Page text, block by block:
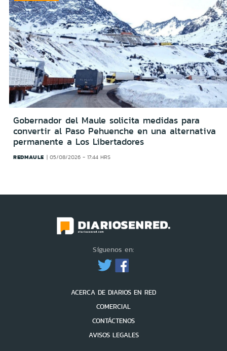
Gobernador del Maule solicita medidas para
convertir al Paso Pehuenche en una alternativa
permanente a Los Libertadores
REDMAULE 05/08/2026 - 17:44 HRS
Síguenos en:
ACERCA DE DIARIOS EN RED
COMERCIAL
CONTÁCTENOS
AVISOS LEGALES